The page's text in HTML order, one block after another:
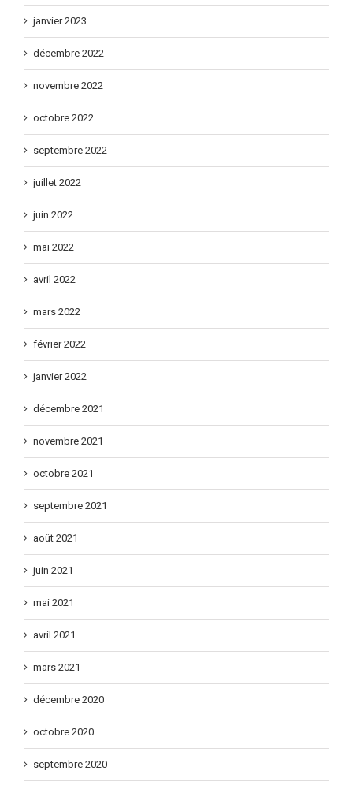
janvier 2023
décembre 2022
novembre 2022
octobre 2022
septembre 2022
juillet 2022
juin 2022
mai 2022
avril 2022
mars 2022
février 2022
janvier 2022
décembre 2021
novembre 2021
octobre 2021
septembre 2021
août 2021
juin 2021
mai 2021
avril 2021
mars 2021
décembre 2020
octobre 2020
septembre 2020